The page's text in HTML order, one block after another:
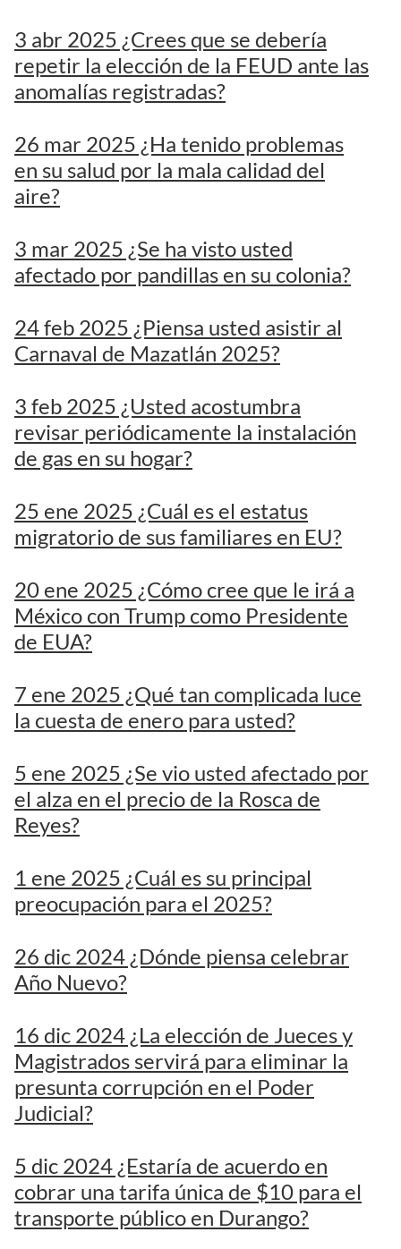
3 abr 2025 ¿Crees que se debería
repetir la elección de la FEUD ante las
anomalías registradas?
26 mar 2025 ¿Ha tenido problemas
en su salud por la mala calidad del
aire?
3 mar 2025 ¿Se ha visto usted
afectado por pandillas en su colonia?
24 feb 2025 ¿Piensa usted asistir al
Carnaval de Mazatlán 2025?
3 feb 2025 ¿Usted acostumbra
revisar periódicamente la instalación
de gas en su hogar?
25 ene 2025 ¿Cuál es el estatus
migratorio de sus familiares en EU?
20 ene 2025 ¿Cómo cree que le irá a
México con Trump como Presidente
de EUA?
7 ene 2025 ¿Qué tan complicada luce
la cuesta de enero para usted?
5 ene 2025 ¿Se vio usted afectado por
el alza en el precio de la Rosca de
Reyes?
1 ene 2025 ¿Cuál es su principal
preocupación para el 2025?
26 dic 2024 ¿Dónde piensa celebrar
Año Nuevo?
16 dic 2024 ¿La elección de Jueces y
Magistrados servirá para eliminar la
presunta corrupción en el Poder
Judicial?
5 dic 2024 ¿Estaría de acuerdo en
cobrar una tarifa única de $10 para el
transporte público en Durango?